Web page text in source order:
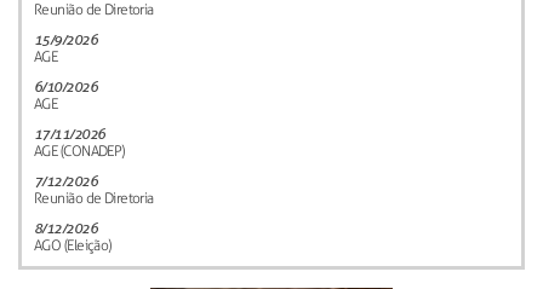
Reunião de Diretoria
15/9/2026
AGE
6/10/2026
AGE
17/11/2026
AGE (CONADEP)
7/12/2026
Reunião de Diretoria
8/12/2026
AGO (Eleição)